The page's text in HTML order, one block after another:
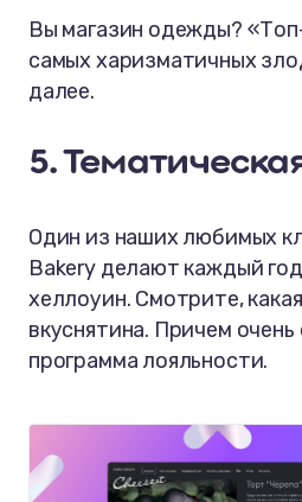
Вы магазин одежды?
самых харизматичных
далее.
5.
Один из наших любимых
Bakery делают каждый
хеллоуин. Смотрите,
вкуснятина. Причем очень
программа лояльности.